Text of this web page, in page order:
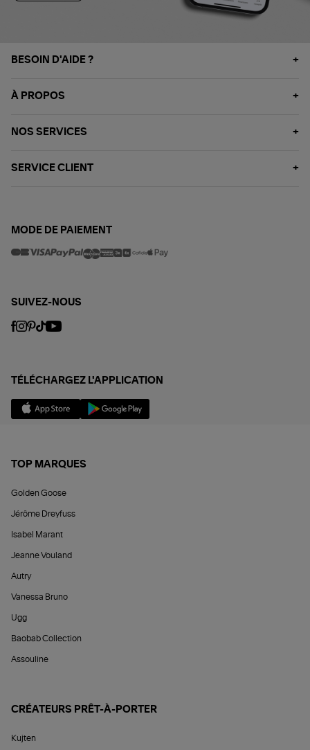
BESOIN D'AIDE ?
À PROPOS
NOS SERVICES
SERVICE CLIENT
MODE DE PAIEMENT
SUIVEZ-NOUS
TÉLÉCHARGEZ L'APPLICATION
TOP MARQUES
Golden Goose
Jérôme Dreyfuss
Isabel Marant
Jeanne Vouland
Autry
Vanessa Bruno
Ugg
Baobab Collection
Assouline
CRÉATEURS PRÊT-À-PORTER
Kujten